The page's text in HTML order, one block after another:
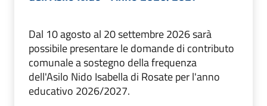
Dal 10 agosto al 20 settembre 2026 sarà
possibile presentare le domande di contributo
comunale a sostegno della frequenza
dell'Asilo Nido Isabella di Rosate per l'anno
educativo 2026/2027.